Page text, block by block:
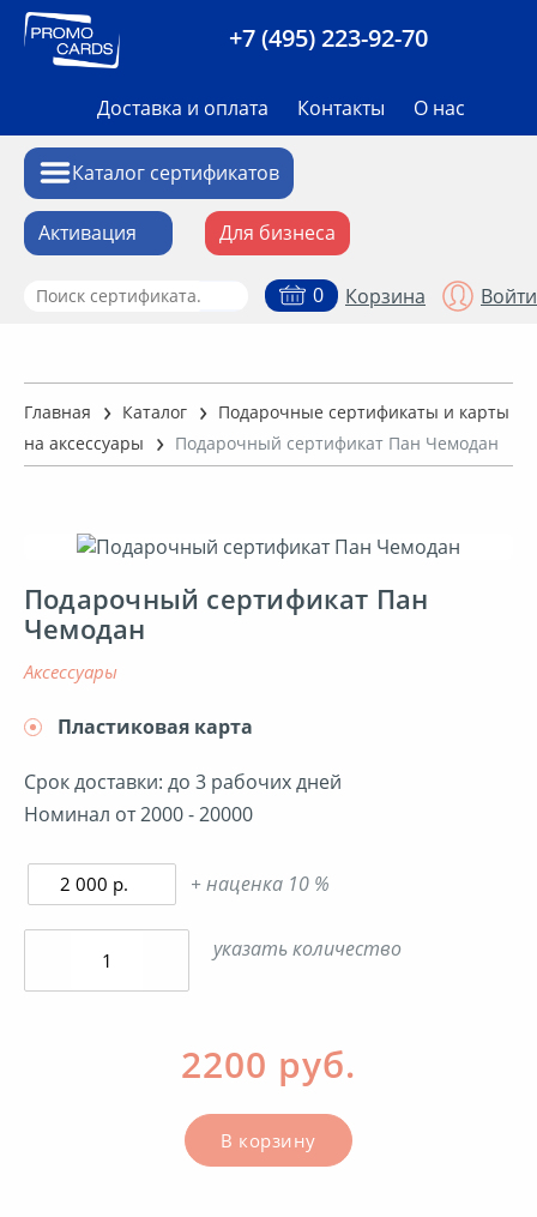
+7 (495) 223-92-70
Доставка и оплата Контакты О нас
Каталог сертификатов
Активация Для бизнеса
Аксессуары
Алкоголь
Билеты на мероприятия
Впечатления
Детские товары
Здоровье
Интернет-магазины
Кино, музыка
0 Корзина Войти
Главная Каталог
Подарочные сертификаты и карты
на аксессуары
Подарочный сертификат Пан Чемодан
Подарочный сертификат Пан
Чемодан
аксессуары
Пластиковая карта
Срок доставки: до 3 рабочих дней
Номинал от 2000 - 20000
+ наценка 10 %
указать количество
2200 руб.
В корзину